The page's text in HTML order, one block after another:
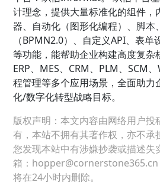
计理念，提供大量标准化的组件，
器、自动化（图形化编程）、脚本
（BPMN2.0）、自定义API、表
等功能，能帮助企业构建高度复杂
ERP、MES、CRM、PLM、SCM
程管理等多个应用场景，全面助力
化/数字化转型战略目标。
版权声明：本文内容由网络用户投
有，本站不拥有其著作权，亦不承
您发现本站中有涉嫌抄袭或描述失
箱：hopper@cornerstone365.cn
将在24小时内删除。